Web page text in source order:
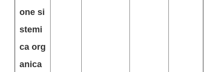
one si
stemi
ca org
anica